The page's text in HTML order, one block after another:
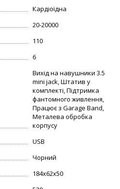
Кардіоїдна
20-20000
110
6
Вихід на навушники 3.5
mini jack, Штатив у
комплекті, Підтримка
фантомного живлення,
Працює з Garage Band,
Металева обробка
корпусу
USB
Чорний
184x62x50